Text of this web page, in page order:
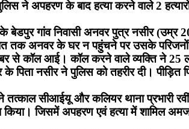
ने अपहरण के बाद हत्या करने वाले 2
के बेडपुर गांव निवासी अनवर पुत्र नसीर
तक अनवर के घर न पहुंचने पर उसके
से कॉल आई। कॉल करने वाले व्यक्ति ने 25
नसीर ने पुलिस को तहरीर दी। पीड़ित
ने तत्काल सीआईयू और कलियर थाना
किया। जिसमें अपहरण एवं हत्या में शामिल